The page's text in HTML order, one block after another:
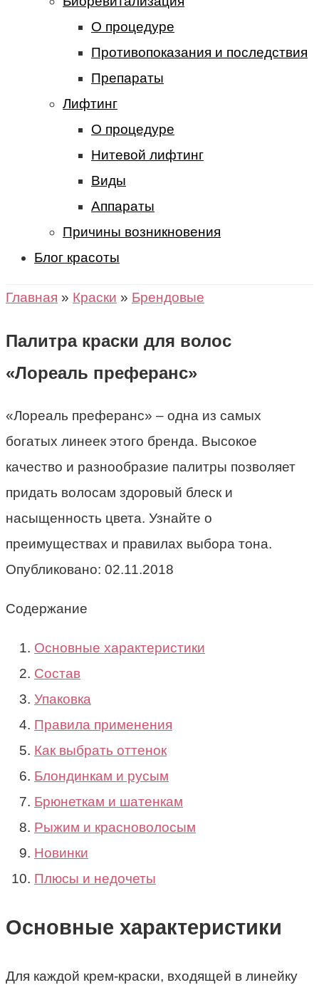
О процедуре
Противопоказания и последствия
Препараты
Лифтинг
О процедуре
Нитевой лифтинг
Виды
Аппараты
Причины возникновения
Блог красоты
Главная » Краски » Брендовые
Палитра краски для волос
«Лореаль преферанс»
«Лореаль преферанс» – одна из самых
богатых линеек этого бренда. Высокое
качество и разнообразие палитры позволяет
придать волосам здоровый блеск и
насыщенность цвета. Узнайте о
преимуществах и правилах выбора тона.
Опубликовано: 02.11.2018
Содержание
Основные характеристики
Состав
Упаковка
Правила применения
Как выбрать оттенок
Блондинкам и русым
Брюнеткам и шатенкам
Рыжим и красноволосым
Новинки
Плюсы и недочеты
Основные характеристики
Для каждой крем-краски, входящей в линейку